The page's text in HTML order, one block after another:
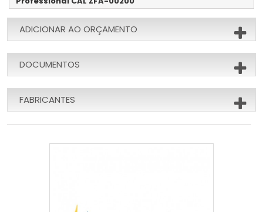
ADICIONAR AO ORÇAMENTO
DOCUMENTOS
FABRICANTES